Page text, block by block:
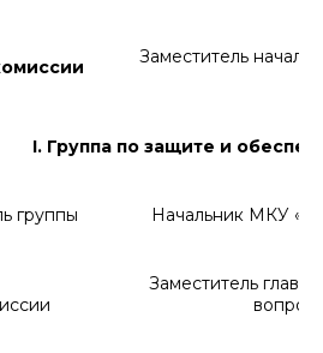
Заместитель
I. Группа по защите и
группы Начальник МКУ
Заместитель